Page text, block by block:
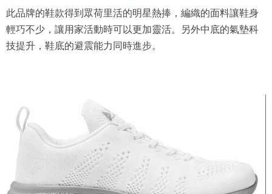
此品牌的鞋款得到眾荷里活的明星熱捧，編織的面料讓鞋身
輕巧不少，讓用家活動時可以更加靈活。另外中底的氣墊科
技提升，鞋底的避震能力同時進步。